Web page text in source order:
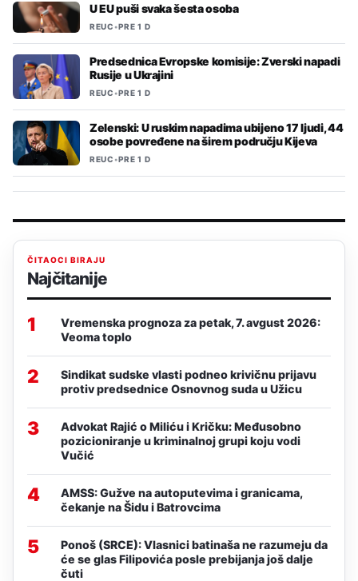
U EU puši svaka šesta osoba
REUC•PRE 1 D
Predsednica Evropske komisije: Zverski napadi
Rusije u Ukrajini
REUC•PRE 1 D
Zelenski: U ruskim napadima ubijeno 17 ljudi, 44
osobe povređene na širem području Kijeva
REUC•PRE 1 D
ČITAOCI BIRAJU
Najčitanije
1
Vremenska prognoza za petak, 7. avgust 2026:
Veoma toplo
2
Sindikat sudske vlasti podneo krivičnu prijavu
protiv predsednice Osnovnog suda u Užicu
3
Advokat Rajić o Miliću i Kričku: Međusobno
pozicioniranje u kriminalnoj grupi koju vodi
Vučić
4
AMSS: Gužve na autoputevima i granicama,
čekanje na Šidu i Batrovcima
5
Ponoš (SRCE): Vlasnici batinaša ne razumeju da
će se glas Filipovića posle prebijanja još dalje
čuti